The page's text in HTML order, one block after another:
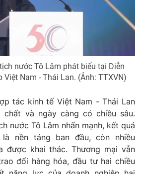
nước Tô Lâm phát biểu tại Diễn
Việt Nam - Thái Lan. (Ảnh: TTXVN)
tác kinh tế Việt Nam - Thái Lan
và ngày càng có chiều sâu.
nước Tô Lâm nhấn mạnh, kết quả
nền tảng ban đầu, còn nhiều
được khai thác. Thương mại vẫn
đổi hàng hóa, đầu tư hai chiều